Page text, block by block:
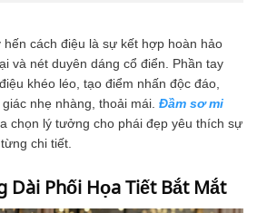
cách điệu là sự kết hợp hoàn hảo
và nét duyên dáng cổ điển. Phần tay
khéo léo, tạo điểm nhấn độc đáo,
nhẹ nhàng, thoải mái. Đầm sơ mi
chọn lý tưởng cho phái đẹp yêu thích sự
chi tiết.
Phối Họa Tiết Bắt Mắt